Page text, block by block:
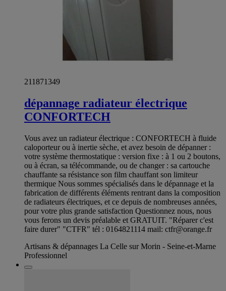
211871349
dépannage radiateur électrique
CONFORTECH
Vous avez un radiateur électrique : CONFORTECH à fluide
caloporteur ou à inertie sèche, et avez besoin de dépanner :
votre système thermostatique : version fixe : à 1 ou 2 boutons,
ou à écran, sa télécommande, ou de changer : sa cartouche
chauffante sa résistance son film chauffant son limiteur
thermique Nous sommes spécialisés dans le dépannage et la
fabrication de différents éléments rentrant dans la composition
de radiateurs électriques, et ce depuis de nombreuses années,
pour votre plus grande satisfaction Questionnez nous, nous
vous ferons un devis préalable et GRATUIT. "Réparer c'est
faire durer" "CTFR" tél : 0164821114 mail: ctfr@orange.fr
Artisans & dépannages La Celle sur Morin - Seine-et-Marne
Professionnel